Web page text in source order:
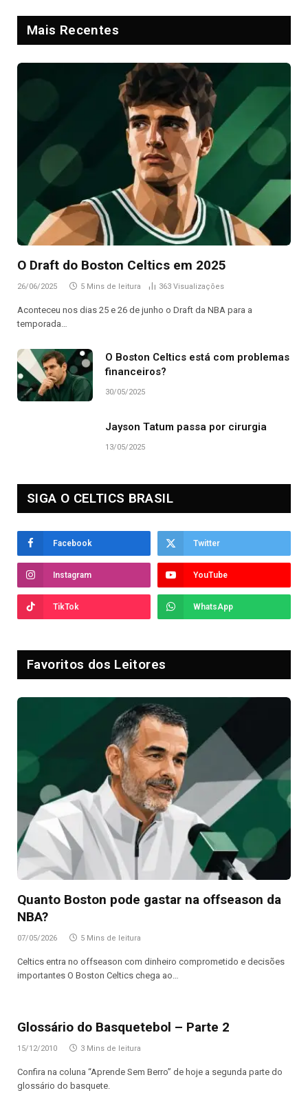
Mais Recentes
O Draft do Boston Celtics em 2025
26/06/2025 5 Mins de leitura 363 Visualizações
Aconteceu nos dias 25 e 26 de junho o Draft da NBA para a
temporada…
O Boston Celtics está com problemas
financeiros?
30/05/2025
Jayson Tatum passa por cirurgia
13/05/2025
SIGA O CELTICS BRASIL
Facebook Twitter
Instagram YouTube
TikTok WhatsApp
Favoritos dos Leitores
Quanto Boston pode gastar na offseason da
NBA?
07/05/2026 5 Mins de leitura
Celtics entra no offseason com dinheiro comprometido e decisões
importantes O Boston Celtics chega ao…
Glossário do Basquetebol – Parte 2
15/12/2010 3 Mins de leitura
Confira na coluna “Aprende Sem Berro” de hoje a segunda parte do
glossário do basquete.